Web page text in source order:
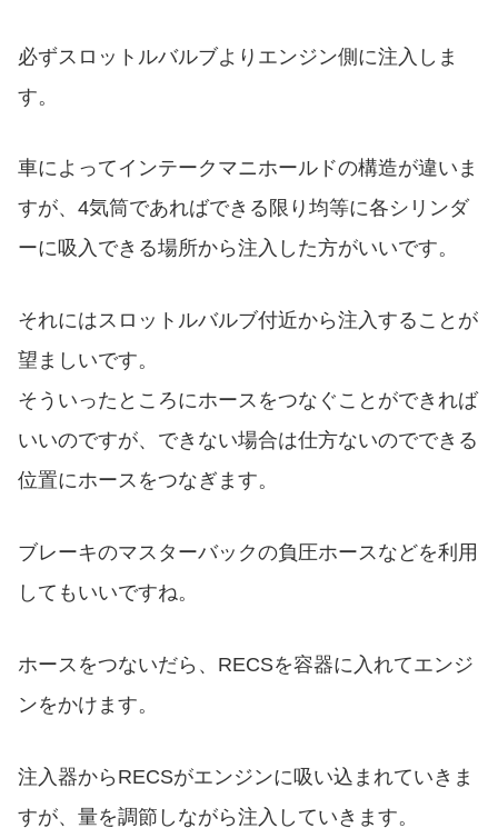
必ずスロットルバルブよりエンジン側に注入しま
す。
車によってインテークマニホールドの構造が違いま
すが、4気筒であればできる限り均等に各シリンダ
ーに吸入できる場所から注入した方がいいです。
それにはスロットルバルブ付近から注入することが
望ましいです。
そういったところにホースをつなぐことができれば
いいのですが、できない場合は仕方ないのでできる
位置にホースをつなぎます。
ブレーキのマスターバックの負圧ホースなどを利用
してもいいですね。
ホースをつないだら、RECSを容器に入れてエンジ
ンをかけます。
注入器からRECSがエンジンに吸い込まれていきま
すが、量を調節しながら注入していきます。